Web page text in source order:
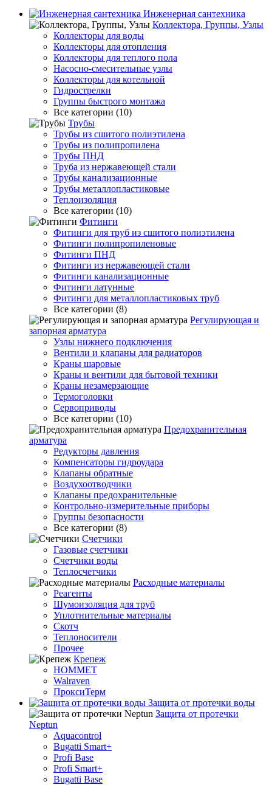
Инженерная сантехника
Коллектора, Группы, Узлы
Коллекторы для воды
Коллекторы для отопления
Коллекторы для теплого пола
Насосно-смесительные узлы
Коллекторы для котельной
Гидрострелки
Группы быстрого монтажа
Все категории (10)
Трубы
Трубы из сшитого полиэтилена
Трубы из полипропилена
Трубы ПНД
Труба из нержавеющей стали
Трубы канализационные
Трубы металлопластиковые
Теплоизоляция
Все категории (10)
Фитинги
Фитинги для труб из сшитого полиэтилена
Фитинги полипропиленовые
Фитинги ПНД
Фитинги из нержавеющей стали
Фитинги канализационные
Фитинги латунные
Фитинги для металлопластиковых труб
Все категории (8)
Регулирующая и
запорная арматура
Узлы нижнего подключения
Вентили и клапаны для радиаторов
Краны шаровые
Краны и вентили для бытовой техники
Краны незамерзающие
Термоголовки
Сервоприводы
Все категории (10)
Предохранительная
арматура
Редукторы давления
Компенсаторы гидроудара
Клапаны обратные
Воздухоотводчики
Клапаны предохранительные
Контрольно-измерительные приборы
Группы безопасности
Все категории (8)
Счетчики
Газовые счетчики
Счетчики воды
Теплосчетчики
Расходные материалы
Реагенты
Шумоизоляция для труб
Уплотнительные материалы
Скотч
Теплоносители
Прочее
Крепеж
HOMMET
Walraven
ПроксиТерм
Защита от протечки воды
Защита от протечки
Neptun
Aquacontrol
Bugatti Smart+
Profi Base
Profi Smart+
Bugatti Base